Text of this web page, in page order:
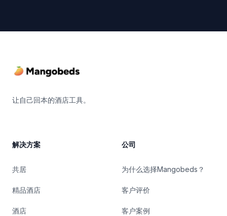
让自己回本的酒店工具。
解决方案
共居
精品酒店
酒店
公司
为什么选择Mangobeds？
客户评价
客户案例